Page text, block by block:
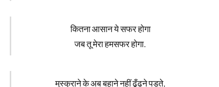
कितना आसान ये सफर होगा
जब तू मेरा हमसफर होगा.
मुस्कुराने के अब बहाने नहीं ढूँढने पड़ते,